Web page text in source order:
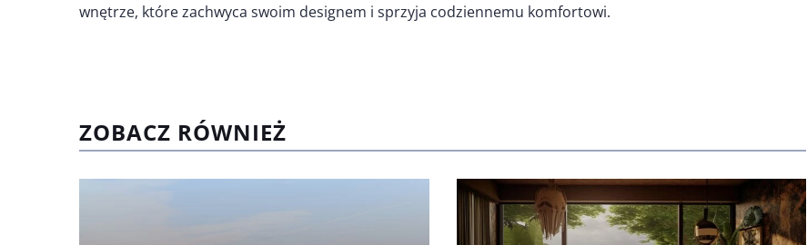
wnętrze, które zachwyca swoim designem i sprzyja codziennemu komfortowi.
ZOBACZ RÓWNIEŻ